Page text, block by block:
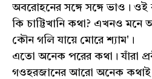
অবরোহনের সঙ্গে সঙ্গে ভাও।
কি চাট্টিখানি কথা? এখনও
কৌন গলি যায়ে মোরে শ্যাম'।
এতো অনেক পরের কথা। যাঁরা
গওহরজানের আরো অনেক